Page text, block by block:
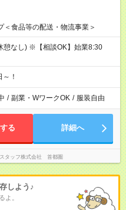
＜食品等の配送・物流事業＞
なし) ※【相談OK】始業8:30
！
/ 副業・WワークOK / 服装自由
る 詳細へ
タッフ株式会社 首都圏
しよう♪
よ。